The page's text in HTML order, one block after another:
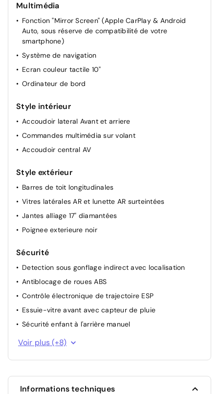
publiques et domiciles)
Direction Assistée
Direction Assistée électrique
Rétroviseurs extérieurs rabattables électriquement
Pochettes de rangement à l'AR des sièges AV
Dossier des sièges AV inclinables
Rétroviseurs extérieurs électriques et dégivrants
Rétroviseur intérieur Jour / Nuit Electrochrome
Dossier du siège conducteur inclinable
Appui-tête AV réglable
Allumage automatique des feux de croisement +
Commutation automatique des feux de route / feux de
croisement
Projecteurs réglables manuellement
Siège passager à réglage mécanique
Multimédia
Fonction "Mirror Screen" (Apple CarPlay & Android
Auto, sous réserve de compatibilité de votre
smartphone)
Système de navigation
Ecran couleur tactile 10"
Ordinateur de bord
Style intérieur
Accoudoir lateral Avant et arriere
Commandes multimédia sur volant
Accoudoir central AV
Style extérieur
Barres de toit longitudinales
Vitres latérales AR et lunette AR surteintées
Jantes alliage 17" diamantées
Poignee exterieure noir
Sécurité
Detection sous gonflage indirect avec localisation
Antiblocage de roues ABS
Contrôle électronique de trajectoire ESP
Essuie-vitre avant avec capteur de pluie
Sécurité enfant à l'arrière manuel
Projecteurs LED
Voir plus (+8)
Informations techniques